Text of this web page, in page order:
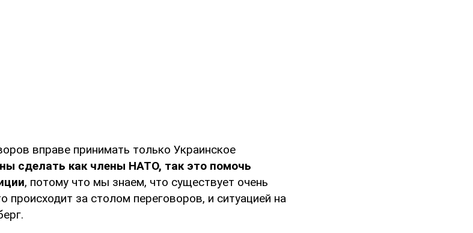
вправе принимать только Украинское
сделать как члены НАТО, так это помочь
, потому что мы знаем, что существует очень
происходит за столом переговоров, и ситуацией на